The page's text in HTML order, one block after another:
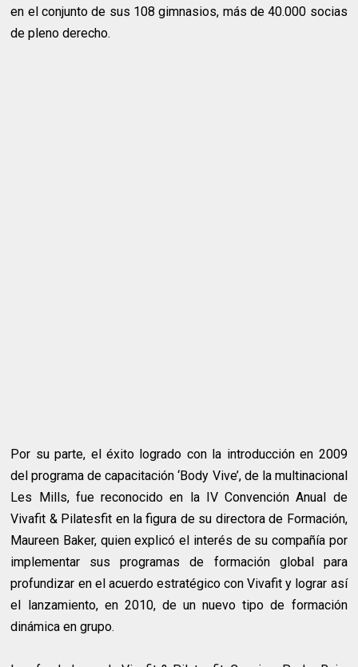
en el conjunto de sus 108 gimnasios, más de 40.000 socias
de pleno derecho.
Por su parte, el éxito logrado con la introducción en 2009
del programa de capacitación ‘Body Vive’, de la multinacional
Les Mills, fue reconocido en la IV Convención Anual de
Vivafit & Pilatesfit en la figura de su directora de Formación,
Maureen Baker, quien explicó el interés de su compañía por
implementar sus programas de formación global para
profundizar en el acuerdo estratégico con Vivafit y lograr así
el lanzamiento, en 2010, de un nuevo tipo de formación
dinámica en grupo.